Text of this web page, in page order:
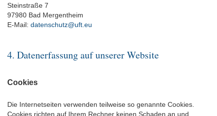
Steinstraße 7
97980 Bad Mergentheim
E-Mail: datenschutz@uft.eu
4. Datenerfassung auf unserer Website
Cookies
Die Internetseiten verwenden teilweise so genannte Cookies.
Cookies richten auf Ihrem Rechner keinen Schaden an und